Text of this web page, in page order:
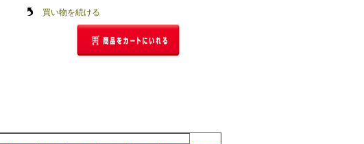
買い物を続ける